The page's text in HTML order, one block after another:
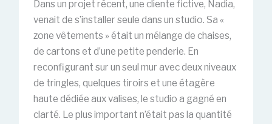
Dans un projet récent, une cliente fictive, Nadia,
venait de s’installer seule dans un studio. Sa «
zone vêtements » était un mélange de chaises,
de cartons et d’une petite penderie. En
reconfigurant sur un seul mur avec deux niveaux
de tringles, quelques tiroirs et une étagère
haute dédiée aux valises, le studio a gagné en
clarté. Le plus important n’était pas la quantité